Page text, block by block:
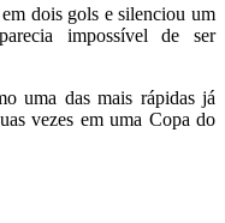
dois gols e silenciou um
impossível de ser
uma das mais rápidas já
vezes em uma Copa do